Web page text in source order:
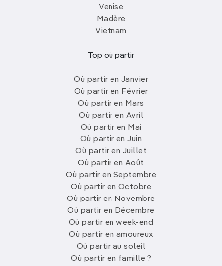
Venise
Madère
Vietnam
Top où partir
Où partir en Janvier
Où partir en Février
Où partir en Mars
Où partir en Avril
Où partir en Mai
Où partir en Juin
Où partir en Juillet
Où partir en Août
Où partir en Septembre
Où partir en Octobre
Où partir en Novembre
Où partir en Décembre
Où partir en week-end
Où partir en amoureux
Où partir au soleil
Où partir en famille ?